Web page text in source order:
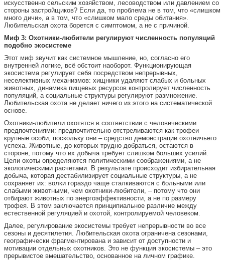
искусственно сельским хозяйством, лесоводством или давлением со
стороны застройщиков? Если да, то проблема не в том, что «слишком
много дичи», а в том, что «слишком мало среды обитания».
Любительская охота борется с симптомом, а не с причиной.
Миф 3: Охотники-любители регулируют численность популяций
подобно экосистеме
Этот миф звучит как системное мышление, но, согласно его
внутренней логике, всё обстоит наоборот. Функционирующая
экосистема регулирует себя посредством непрерывных,
неселективных механизмов: хищники удаляют слабых и больных
животных, динамика пищевых ресурсов контролирует численность
популяций, а социальные структуры регулируют размножение.
Любительская охота не делает ничего из этого на систематической
основе.
Охотники-любители охотятся в соответствии с человеческими
предпочтениями: предпочтительно отстреливаются как трофеи
крупные особи, поскольку они – средство демонстрации охотничьего
успеха. Животные, до которых трудно добраться, остаются в
стороне, потому что их добыча требует слишком больших усилий.
Цели охоты определяются политическими соображениями, а не
экологическими расчетами. В результате происходит избирательная
добыча, которая дестабилизирует социальные структуры, а не
сохраняет их: волки гораздо чаще сталкиваются с больными или
слабыми животными, чем охотники-любители, – потому что они
отбирают животных по энергоэффективности, а не по размеру
трофея. В этом заключается принципиальное различие между
естественной регуляцией и охотой, контролируемой человеком.
Далее, регулирование экосистемы требует непрерывности во все
сезоны и десятилетия. Любительская охота ограничена сезонами,
географически фрагментирована и зависит от доступности и
мотивации отдельных охотников. Это не функция экосистемы – это
прерывистое вмешательство, основанное на личном графике.